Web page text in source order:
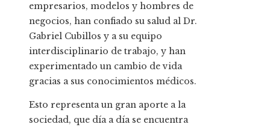
empresarios, modelos y hombres de
negocios, han confiado su salud al Dr.
Gabriel Cubillos y a su equipo
interdisciplinario de trabajo, y han
experimentado un cambio de vida
gracias a sus conocimientos médicos.
Esto representa un gran aporte a la
sociedad, que día a día se encuentra